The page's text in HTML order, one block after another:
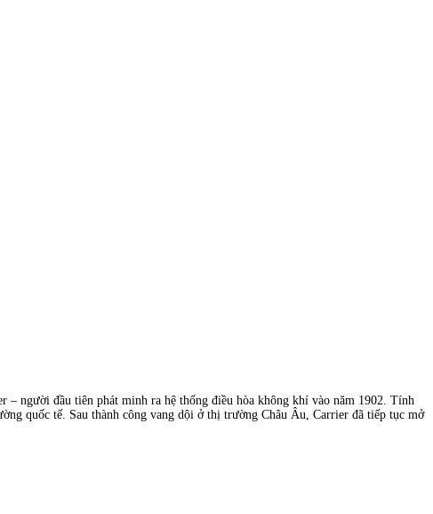
người đầu tiên phát minh ra hệ thống điều hòa không khí vào năm 1902. Tính
quốc tế. Sau thành công vang dội ở thị trường Châu Âu, Carrier đã tiếp tục mở